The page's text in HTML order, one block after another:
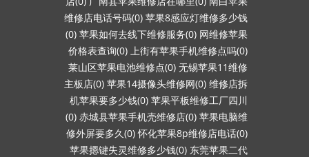
维修店电话号码(0) 苹果8感应灯维修多少钱
(0) 苹果如何去线下维修服务(0) 网维修苹果
价格表查询(0) 上街有苹果手机维修点吗(0)
莱山区苹果电池维修点(0) 无锡苹果11维修
主板店(0) 苹果14摄像头维修网(0) 维修店拆
机苹果要多少钱(0) 苹果平板维修工厂四川
(0) 赤城县苹果手机壳维修店(0) 苹果电脑维
修外屏要多久(0) 怀化苹果8p维修店电话(0)
苹果摁键失灵维修多少钱(0) 东莞苹果二代